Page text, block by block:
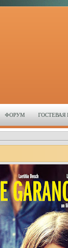
ФОРУМ ГОСТЕВАЯ